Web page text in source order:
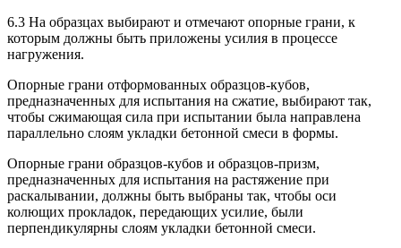
6.3 На образцах выбирают и отмечают опорные грани, к
которым должны быть приложены усилия в процессе
нагружения.
Опорные грани отформованных образцов-кубов,
предназначенных для испытания на сжатие, выбирают так,
чтобы сжимающая сила при испытании была направлена
параллельно слоям укладки бетонной смеси в формы.
Опорные грани образцов-кубов и образцов-призм,
предназначенных для испытания на растяжение при
раскалывании, должны быть выбраны так, чтобы оси
колющих прокладок, передающих усилие, были
перпендикулярны слоям укладки бетонной смеси.